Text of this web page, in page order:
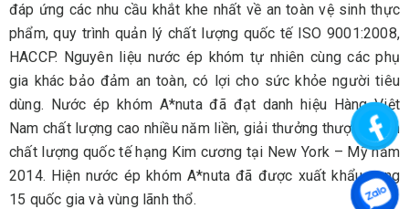
đáp ứng các nhu cầu khắt khe nhất về an toàn vệ sinh thực
phẩm, quy trình quản lý chất lượng quốc tế ISO 9001:2008,
HACCP. Nguyên liệu nước ép khóm tự nhiên cùng các phụ
gia khác bảo đảm an toàn, có lợi cho sức khỏe người tiêu
dùng. Nước ép khóm A*nuta đã đạt danh hiệu Hàng Việt
Nam chất lượng cao nhiều năm liền, giải thưởng thượng đỉnh
chất lượng quốc tế hạng Kim cương tại New York – Mỹ năm
2014. Hiện nước ép khóm A*nuta đã được xuất khẩu sang
15 quốc gia và vùng lãnh thổ.